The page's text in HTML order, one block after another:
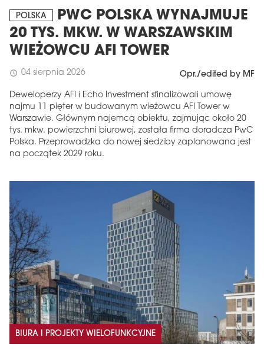
POLSKA
PWC POLSKA WYNAJMUJE
20 TYS. MKW. W WARSZAWSKIM
WIEŻOWCU AFI TOWER
schedule 04 sierpnia 2026 Opr./edited by MF
Deweloperzy AFI i Echo Investment sfinalizowali umowę
najmu 11 pięter w budowanym wieżowcu AFI Tower w
Warszawie. Głównym najemcą obiektu, zajmując około 20
tys. mkw. powierzchni biurowej, została firma doradcza PwC
Polska. Przeprowadzka do nowej siedziby zaplanowana jest
na początek 2029 roku.
BIURA I PROJEKTY WIELOFUNKCYJNE